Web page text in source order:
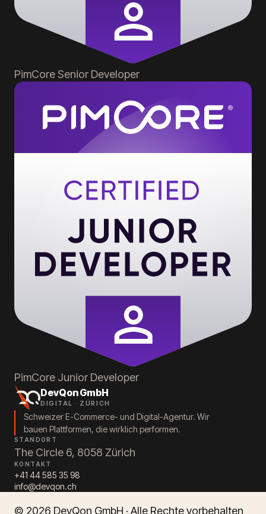
PimCore Senior Developer
PimCore Junior Developer
DevQon GmbH
DIGITAL · ZÜRICH
Schweizer E-Commerce- und Digital-Agentur. Wir
bauen Plattformen, die wirklich performen.
STANDORT
The Circle 6, 8058 Zürich
KONTAKT
+41 44 585 35 98
info@devqon.ch
© 2026 DevQon GmbH · Alle Rechte vorbehalten